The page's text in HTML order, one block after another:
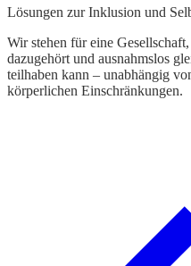
Lösungen zur Inklusion und
Wir stehen für eine
dazugehört und ausnahmslos
teilhaben kann – unabhängig
körperlichen Einschränkungen.